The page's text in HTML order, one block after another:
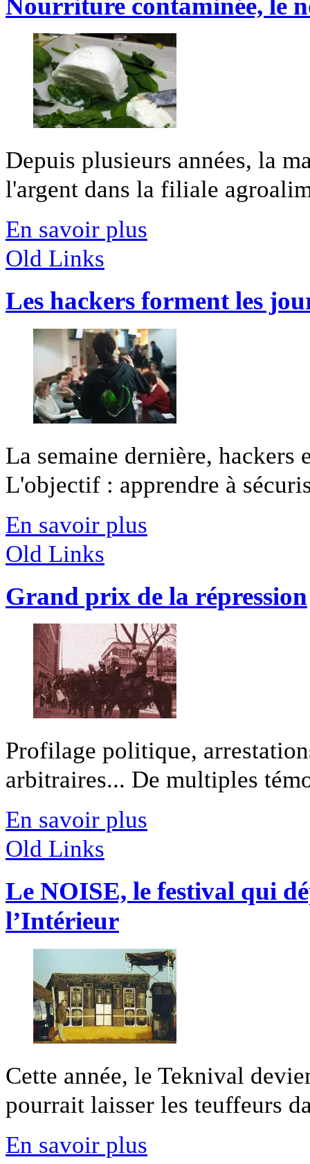
Depuis plusieurs années, la
l'argent dans la filiale
En savoir plus
Old Links
Les hackers forment les
La semaine dernière,
L'objectif : apprendre à
En savoir plus
Old Links
Grand prix de la répression
Profilage politique,
arbitraires... De multiples
En savoir plus
Old Links
Le NOISE, le festival qui
l’Intérieur
Cette année, le Teknival
pourrait laisser les teuffeurs
En savoir plus